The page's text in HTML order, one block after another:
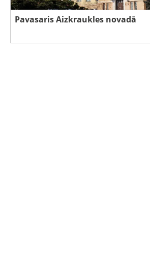
Pavasaris Aizkraukles novadā